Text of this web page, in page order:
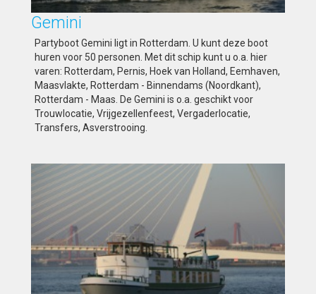
Gemini
Partyboot Gemini ligt in Rotterdam. U kunt deze boot
huren voor 50 personen. Met dit schip kunt u o.a. hier
varen: Rotterdam, Pernis, Hoek van Holland, Eemhaven,
Maasvlakte, Rotterdam - Binnendams (Noordkant),
Rotterdam - Maas. De Gemini is o.a. geschikt voor
Trouwlocatie, Vrijgezellenfeest, Vergaderlocatie,
Transfers, Asverstrooing.